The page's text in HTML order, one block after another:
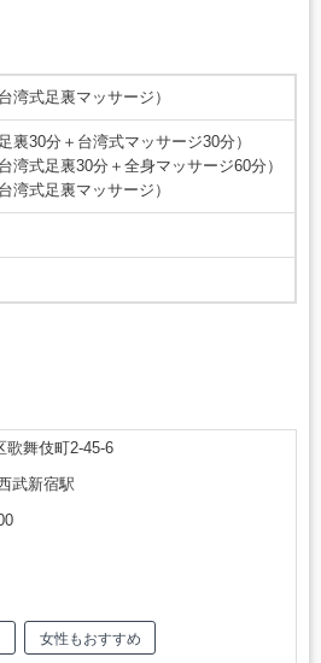
湾式足裏マッサージ）
裏30分＋台湾式マッサージ30分）
湾式足裏30分＋全身マッサージ60分）
湾式足裏マッサージ）
歌舞伎町2-45-6
武新宿駅
女性もおすすめ